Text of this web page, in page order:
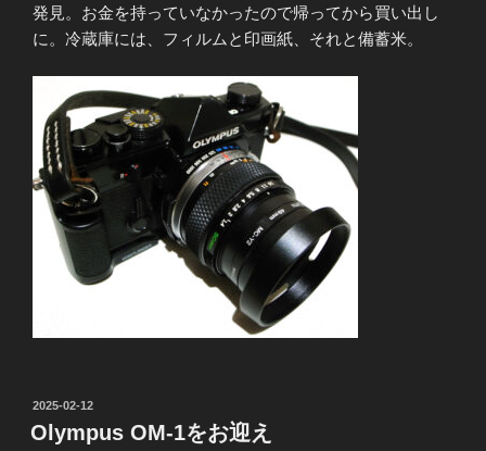
発見。お金を持っていなかったので帰ってから買い出し
に。冷蔵庫には、フィルムと印画紙、それと備蓄米。
投
稿
日:
2025-02-12
Olympus OM-1をお迎え